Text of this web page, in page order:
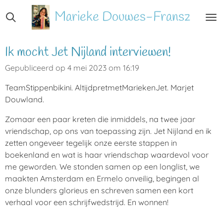
direct
de
hoofdinhoud
Marieke Douwes-Fransz
Ik mocht Jet Nijland interviewen!
Gepubliceerd op 4 mei 2023 om 16:19
TeamStippenbikini. AltijdpretmetMariekenJet. Marjet
Douwland.
Zomaar een paar kreten die inmiddels, na twee jaar
vriendschap, op ons van toepassing zijn. Jet Nijland en ik
zetten ongeveer tegelijk onze eerste stappen in
boekenland en wat is haar vriendschap waardevol voor
me geworden. We stonden samen op een longlist, we
maakten Amsterdam en Ermelo onveilig, begingen al
onze blunders glorieus en schreven samen een kort
verhaal voor een schrijfwedstrijd. En wonnen!